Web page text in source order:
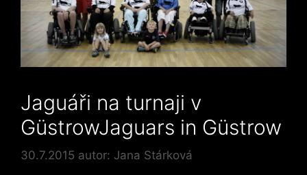
Jaguáři na turnaji v
GüstrowJaguars in Güstrow
30.7.2015 autor: Jana Stárková